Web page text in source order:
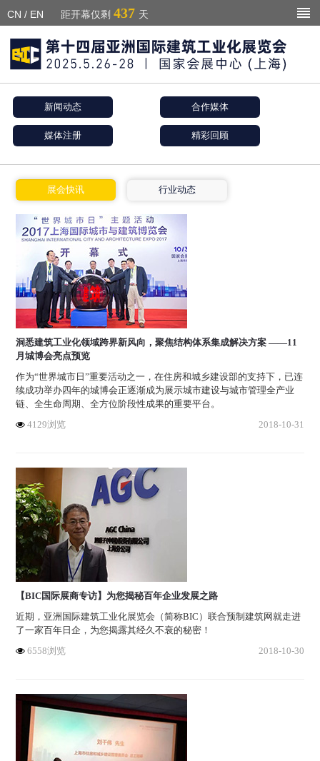
CN / EN 距开幕仅剩 437 天
新闻动态 合作媒体
媒体注册 精彩回顾
展会快讯 行业动态
洞悉建筑工业化领域跨界新风向，聚焦结构体系集成解决方案 ——11
月城博会亮点预览
作为“世界城市日”重要活动之一，在住房和城乡建设部的支持下，已连
续成功举办四年的城博会正逐渐成为展示城市建设与城市管理全产业
链、全生命周期、全方位阶段性成果的重要平台。
4129浏览
2018-10-31
【BIC国际展商专访】为您揭秘百年企业发展之路
近期，亚洲国际建筑工业化展览会（简称BIC）联合预制建筑网就走进
了一家百年日企，为您揭露其经久不衰的秘密！
6558浏览
2018-10-30